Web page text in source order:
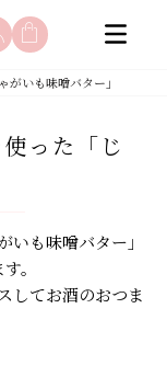
いも味噌バター」
った「じ
も味噌バター」
。
してお酒のおつま